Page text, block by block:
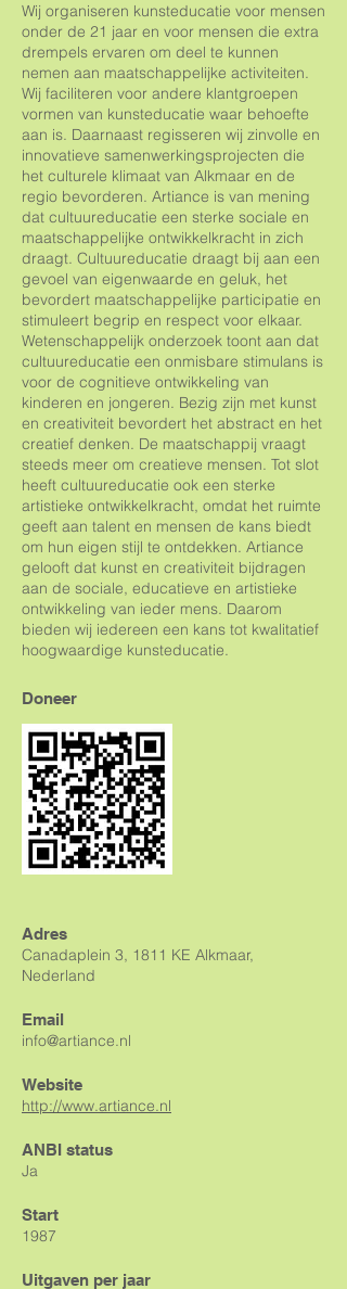
Wij organiseren kunsteducatie voor mensen
onder de 21 jaar en voor mensen die extra
drempels ervaren om deel te kunnen
nemen aan maatschappelijke activiteiten.
Wij faciliteren voor andere klantgroepen
vormen van kunsteducatie waar behoefte
aan is. Daarnaast regisseren wij zinvolle en
innovatieve samenwerkingsprojecten die
het culturele klimaat van Alkmaar en de
regio bevorderen. Artiance is van mening
dat cultuureducatie een sterke sociale en
maatschappelijke ontwikkelkracht in zich
draagt. Cultuureducatie draagt bij aan een
gevoel van eigenwaarde en geluk, het
bevordert maatschappelijke participatie en
stimuleert begrip en respect voor elkaar.
Wetenschappelijk onderzoek toont aan dat
cultuureducatie een onmisbare stimulans is
voor de cognitieve ontwikkeling van
kinderen en jongeren. Bezig zijn met kunst
en creativiteit bevordert het abstract en het
creatief denken. De maatschappij vraagt
steeds meer om creatieve mensen. Tot slot
heeft cultuureducatie ook een sterke
artistieke ontwikkelkracht, omdat het ruimte
geeft aan talent en mensen de kans biedt
om hun eigen stijl te ontdekken. Artiance
gelooft dat kunst en creativiteit bijdragen
aan de sociale, educatieve en artistieke
ontwikkeling van ieder mens. Daarom
bieden wij iedereen een kans tot kwalitatief
hoogwaardige kunsteducatie.
Doneer
Adres
Canadaplein 3, 1811 KE Alkmaar,
Nederland
Email
info@artiance.nl
Website
http://www.artiance.nl
ANBI status
Ja
Start
1987
Uitgaven per jaar